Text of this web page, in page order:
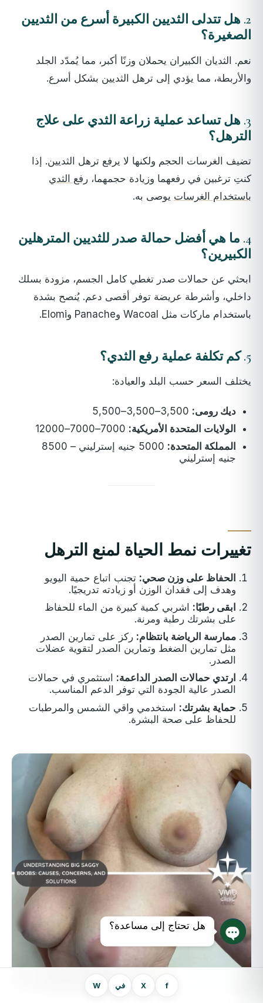
f
X في W
2. هل تتدلى الثديين الكبيرة أسرع من الثديين
الصغيرة؟
نعم. الثديان الكبيران يحملان وزنًا أكبر، مما يُمدّد الجلد
والأربطة، مما يؤدي إلى ترهل الثديين بشكل أسرع.
3. هل تساعد عملية زراعة الثدي على علاج
الترهل؟
تضيف الغرسات الحجم ولكنها لا يرفع ترهل الثديين. إذا
كنتِ ترغبين في رفعهما وزيادة حجمهما، رفع الثدي
باستخدام الغرسات يوصى به.
4. ما هي أفضل حمالة صدر للثديين المترهلين
الكبيرين؟
ابحثي عن حمالات صدر تغطي كامل الجسم، مزودة بسلك
داخلي، وأشرطة عريضة توفر أقصى دعم. يُنصح بشدة
باستخدام ماركات مثل Wacoal وPanache وElomi.
5. كم تكلفة عملية رفع الثدي؟
يختلف السعر حسب البلد والعيادة:
ديك رومى:
الولايات المتحدة الأمريكية:
المملكة المتحدة:
5000 جنيه إسترليني – 8500
جنيه إسترليني
تغييرات نمط الحياة لمنع الترهل
الحفاظ على وزن صحي: تجنب اتباع حمية اليويو
وهدف إلى فقدان الوزن أو زيادته تدريجيًا.
ابقى رطبًا: اشربي كمية كبيرة من الماء للحفاظ
على بشرتك رطبة ومرنة.
ممارسة الرياضة بانتظام: ركز على تمارين الصدر
مثل تمارين الضغط وتمارين الصدر لتقوية عضلات
الصدر.
ارتدي حمالات الصدر الداعمة: استثمري في حمالات
الصدر عالية الجودة التي توفر الدعم المناسب.
حماية بشرتك: استخدمي واقي الشمس والمرطبات
للحفاظ على صحة البشرة.
هل تحتاج إلى مساعدة؟
دردشة مفتوحة